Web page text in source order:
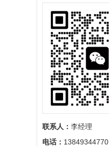
联系人： 李经理
电话： 13849344770